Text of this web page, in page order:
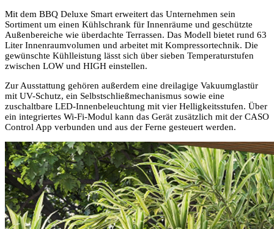
Mit dem BBQ Deluxe Smart erweitert das Unternehmen sein
Sortiment um einen Kühlschrank für Innenräume und geschützte
Außenbereiche wie überdachte Terrassen. Das Modell bietet rund 63
Liter Innenraumvolumen und arbeitet mit Kompressortechnik. Die
gewünschte Kühlleistung lässt sich über sieben Temperaturstufen
zwischen LOW und HIGH einstellen.
Zur Ausstattung gehören außerdem eine dreilagige Vakuumglastür
mit UV-Schutz, ein Selbstschließmechanismus sowie eine
zuschaltbare LED-Innenbeleuchtung mit vier Helligkeitsstufen. Über
ein integriertes Wi-Fi-Modul kann das Gerät zusätzlich mit der CASO
Control App verbunden und aus der Ferne gesteuert werden.